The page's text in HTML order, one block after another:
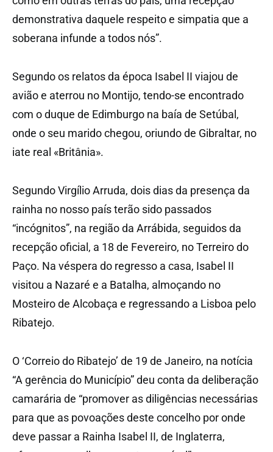
demonstrativa daquele respeito e simpatia que a
soberana infunde a todos nós”.
Segundo os relatos da época Isabel II viajou de
avião e aterrou no Montijo, tendo-se encontrado
com o duque de Edimburgo na baía de Setúbal,
onde o seu marido chegou, oriundo de Gibraltar, no
iate real «Britânia».
Segundo Virgílio Arruda, dois dias da presença da
rainha no nosso país terão sido passados
“incógnitos”, na região da Arrábida, seguidos da
recepção oficial, a 18 de Fevereiro, no Terreiro do
Paço. Na véspera do regresso a casa, Isabel II
visitou a Nazaré e a Batalha, almoçando no
Mosteiro de Alcobaça e regressando a Lisboa pelo
Ribatejo.
O ‘Correio do Ribatejo’ de 19 de Janeiro, na notícia
“A gerência do Município” deu conta da deliberação
camarária de “promover as diligências necessárias
para que as povoações deste concelho por onde
deve passar a Rainha Isabel II, de Inglaterra,